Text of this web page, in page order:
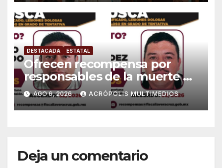
DESTACADA ESTATAL
Ofrecen recompensa por
responsables de la muerte de
periodista Avisack Douglas
AGO 6, 2026 ACRÓPOLIS MULTIMEDIOS
Deja un comentario